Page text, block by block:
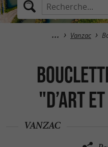
Vanzac
"D’Art
VANZAC